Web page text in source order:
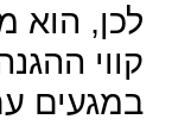
לכן, הוא
קווי
במגעים